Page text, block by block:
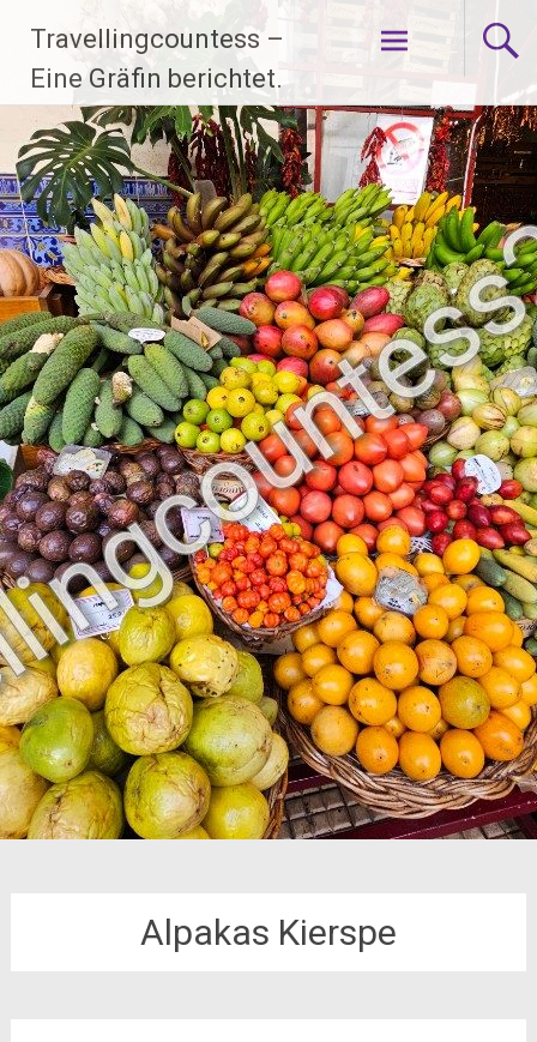
Inhalt
springen
Travellingcountess –
Eine Gräfin berichtet.
Alpakas Kierspe